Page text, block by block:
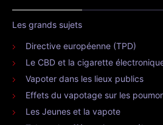
Les grands sujets
Directive européenne (TPD)
Le CBD et la cigarette
Vapoter dans les lieux publics
Effets du vapotage sur les
Les Jeunes et la vapote